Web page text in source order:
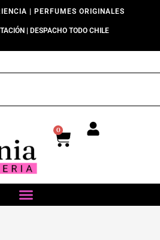
| PERFUMES ORIGINALES
| DESPACHO TODO CHILE
0